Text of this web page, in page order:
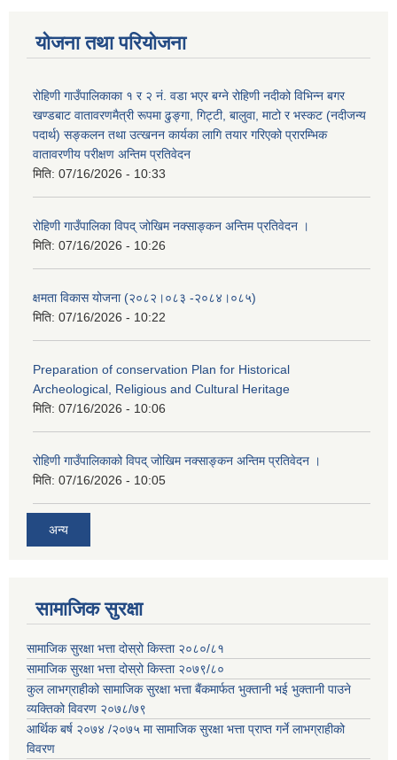
योजना तथा परियोजना
रोहिणी गाउँपालिकाका १ र २ नं. वडा भएर बग्ने रोहिणी नदीको विभिन्न बगर
खण्डबाट वातावरणमैत्री रूपमा ढुङ्गा, गिट्टी, बालुवा, माटो र भस्कट (नदीजन्य
पदार्थ) सङ्कलन तथा उत्खनन कार्यका लागि तयार गरिएको प्रारम्भिक
वातावरणीय परीक्षण अन्तिम प्रतिवेदन
मिति: 07/16/2026 - 10:33
रोहिणी गाउँपालिका विपद् जोखिम नक्साङ्कन अन्तिम प्रतिवेदन ।
मिति: 07/16/2026 - 10:26
क्षमता विकास योजना (२०८२।०८३‍ -२०८४।०८५)
मिति: 07/16/2026 - 10:22
Preparation of conservation Plan for Historical
Archeological, Religious and Cultural Heritage
मिति: 07/16/2026 - 10:06
रोहिणी गाउँपालिकाको विपद् जोखिम नक्साङ्कन अन्तिम प्रतिवेदन ।
मिति: 07/16/2026 - 10:05
अन्य
सामाजिक सुरक्षा
सामाजिक सुरक्षा भत्ता दोस्रो किस्ता २०८०/८१
सामाजिक सुरक्षा भत्ता दोस्रो किस्ता २०७९/८०
कुल लाभग्राहीको सामाजिक सुरक्षा भत्ता बैंकमार्फत भुक्तानी भई भुक्तानी पाउने
व्यक्तिको विवरण २०७८/७९
आर्थिक बर्ष २०७४ /२०७५ मा सामाजिक सुरक्षा भत्ता प्राप्त गर्ने लाभग्राहीको
विवरण